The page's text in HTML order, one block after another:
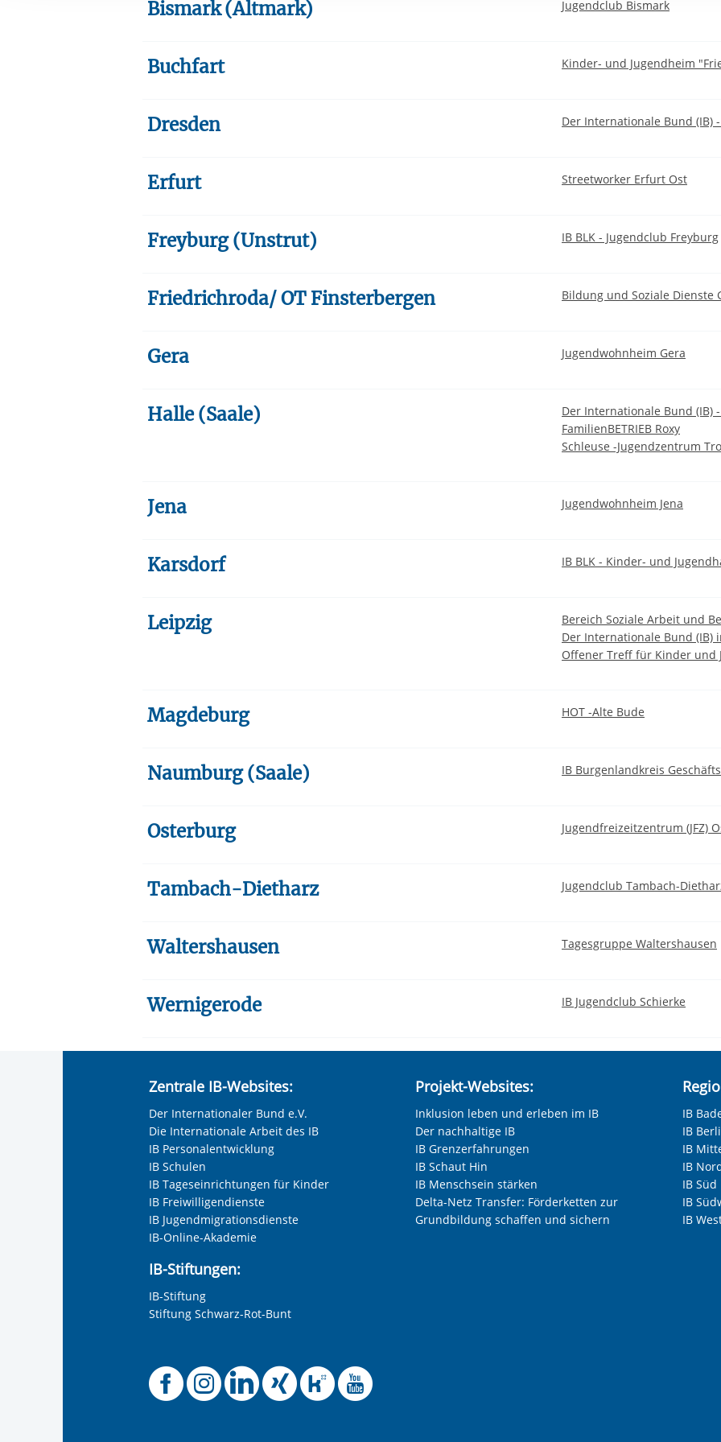
Ihre etwaige Einwilligung erstreckt sich nicht auf notwendige Cookies, die erforderlich zur
der von Ihnen aufgerufenen und somit gewünschten Website-Funktionen sind. Diese
Bismark (Altmark) Jugendclub Bismark
Buchfart Kinder- und Jugendheim
Dresden Der Internationale Bund (IB)
Erfurt Streetworker Erfurt Ost
Freyburg (Unstrut) IB BLK - Jugendclub Freyburg
Friedrichroda/ OT Finsterbergen Bildung und Soziale Dienste
Gera Jugendwohnheim Gera
Halle (Saale)
Der Internationale Bund (IB)
FamilienBETRIEB Roxy
Schleuse -Jugendzentrum
Jena Jugendwohnheim Jena
Karsdorf IB BLK - Kinder- und
Leipzig
Bereich Soziale Arbeit und
Der Internationale Bund (IB)
Offener Treff für Kinder und
Magdeburg HOT -Alte Bude
Naumburg (Saale) IB Burgenlandkreis
Osterburg Jugendfreizeitzentrum (JFZ)
Tambach-Dietharz Jugendclub Tambach-
Waltershausen Tagesgruppe Waltershausen
Wernigerode IB Jugendclub Schierke
Zentrale IB-Websites:
Der Internationaler Bund e.V.
Die Internationale Arbeit des IB
IB Personalentwicklung
IB Schulen
IB Tageseinrichtungen für Kinder
IB Freiwilligendienste
IB Jugendmigrationsdienste
IB-Online-Akademie
IB-Stiftungen:
IB-Stiftung
Stiftung Schwarz-Rot-Bunt
Projekt-Websites:
Inklusion leben und erleben im IB
Der nachhaltige IB
IB Grenzerfahrungen
IB Schaut Hin
IB Menschsein stärken
Delta-Netz Transfer: Förderketten zur
Grundbildung schaffen und sichern
IB
IB
IB
IB
IB Süd
IB
IB
Offizielle Facebook-Seite des
Offizielle Instagram-Seite des
Offizielle LinkedIn-Seite des
Offizielle Xing-Seite des
Offizielle Kununu-